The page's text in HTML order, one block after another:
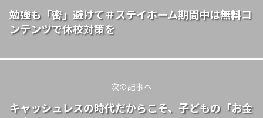
勉強も「密」避けて＃ステイホーム期間中は無料コ
ンテンツで休校対策を
次の記事へ
キャッシュレスの時代だからこそ、子どもの「お金